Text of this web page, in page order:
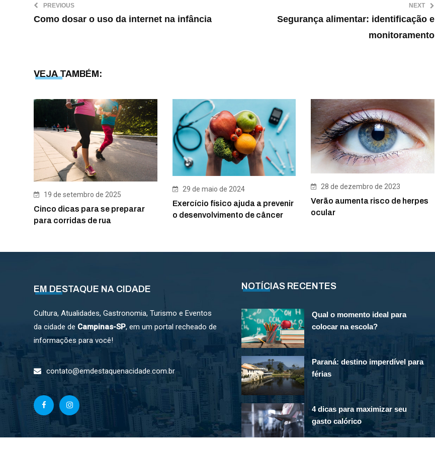
PREVIOUS
Como dosar o uso da internet na infância
NEXT
Segurança alimentar: identificação e
monitoramento
VEJA TAMBÉM:
19 de setembro de 2025
Cinco dicas para se preparar
para corridas de rua
29 de maio de 2024
Exercício físico ajuda a prevenir
o desenvolvimento de câncer
28 de dezembro de 2023
Verão aumenta risco de herpes
ocular
EM DESTAQUE NA CIDADE
Cultura, Atualidades, Gastronomia, Turismo e Eventos
da cidade de Campinas-SP, em um portal recheado de
informações para você!
contato@emdestaquenacidade.com.br
NOTÍCIAS RECENTES
Qual o momento ideal para
colocar na escola?
Paraná: destino imperdível para
férias
4 dicas para maximizar seu
gasto calórico